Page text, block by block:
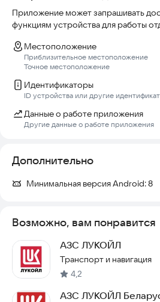
Устранили мелкие баги и
стабильнее.
Обновите приложение и
Приложение может запрашивать
функциям устройства для работы
Местоположение
Приблизительное местоположение
Точное местоположение
Идентификаторы
ID устройства или другие
Данные о работе приложения
Другие данные о работе приложения
Дополнительно
Минимальная версия Android:8
Возможно, вам понравится
АЗС ЛУКОЙЛ
Транспорт и навигация
4,2
АЗС ЛУКОЙЛ